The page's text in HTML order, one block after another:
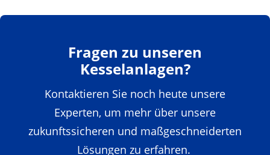
Fragen zu unseren
Kesselanlagen?
Kontaktieren Sie noch heute unsere
Experten, um mehr über unsere
zukunftssicheren und maßgeschneiderten
Lösungen zu erfahren.